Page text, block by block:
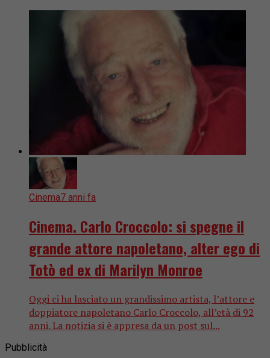
Cinema7 anni fa
Cinema. Carlo Croccolo: si spegne il
grande attore napoletano, alter ego di
Totò ed ex di Marilyn Monroe
Oggi ci ha lasciato un grandissimo artista, l’attore e
doppiatore napoletano Carlo Croccolo, all’età di 92
anni. La notizia si è appresa da un post sul...
Pubblicità